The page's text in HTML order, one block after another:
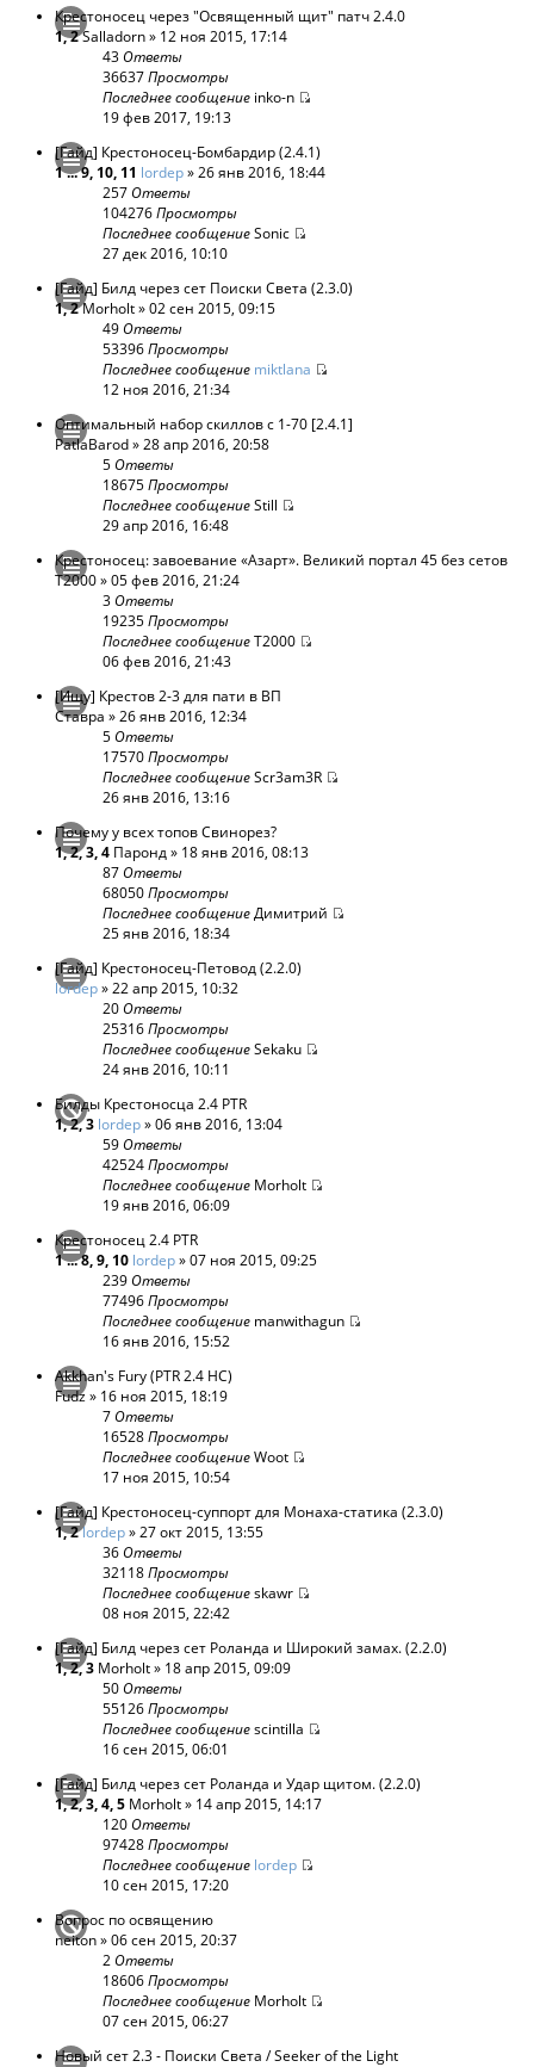
Крестоносец через "Освященный щит" патч 2.4.0
1,2Salladorn» 12 ноя 2015, 17:14
43Ответы
36637Просмотры
Последнее сообщение inko-n
19 фев 2017, 19:13
[Гайд] Крестоносец-Бомбардир (2.4.1)
1...9, 10, 11 lordep» 26 янв 2016, 18:44
257Ответы
104276Просмотры
Последнее сообщениеSonic
27 дек 2016, 10:10
[Гайд] Билд через сет Поиски Света (2.3.0)
1,2Morholt» 02 сен 2015, 09:15
49Ответы
53396Просмотры
Последнее сообщение miktlana
12 ноя 2016, 21:34
Оптимальный набор скиллов с 1-70 [2.4.1]
PatlaBarod» 28 апр 2016, 20:58
5Ответы
18675Просмотры
Последнее сообщениеStill
29 апр 2016, 16:48
Крестоносец: завоевание «Азарт». Великий портал 45 без сетов
T2000» 05 фев 2016, 21:24
3Ответы
19235Просмотры
Последнее сообщениеT2000
06 фев 2016, 21:43
[Ищу] Крестов 2-3 для пати в ВП
Ставра » 26 янв 2016, 12:34
5Ответы
17570Просмотры
Последнее сообщениеScr3am3R
26 янв 2016, 13:16
Почему у всех топов Свинорез?
1,2,3,4 Паронд» 18 янв 2016, 08:13
87Ответы
68050Просмотры
Последнее сообщениеДимитрий
25 янв 2016, 18:34
[Гайд] Крестоносец-Петовод (2.2.0)
lordep» 22 апр 2015, 10:32
20Ответы
25316Просмотры
Последнее сообщениеSekaku
24 янв 2016, 10:11
Билды Крестоносца 2.4 PTR
1,2,3 lordep» 06 янв 2016, 13:04
59Ответы
42524Просмотры
Последнее сообщение Morholt
19 янв 2016, 06:09
Крестоносец 2.4 PTR
1...8,9, 10 lordep» 07 ноя 2015, 09:25
239Ответы
77496Просмотры
Последнее сообщение manwithagun
16 янв 2016, 15:52
Akkhan's Fury (PTR 2.4 HC)
Fudz» 16 ноя 2015, 18:19
7Ответы
16528Просмотры
Последнее сообщениеWoot
17 ноя 2015, 10:54
[Гайд] Крестоносец-суппорт для Монаха-статика (2.3.0)
1,2lordep» 27 окт 2015, 13:55
36Ответы
32118Просмотры
Последнее сообщениеskawr
08 ноя 2015, 22:42
[Гайд] Билд через сет Роланда и Широкий замах. (2.2.0)
1,2,3 Morholt» 18 апр 2015, 09:09
50Ответы
55126Просмотры
Последнее сообщениеscintilla
16 сен 2015, 06:01
[Гайд] Билд через сет Роланда и Удар щитом. (2.2.0)
1,2,3,4,5 Morholt» 14 апр 2015, 14:17
120Ответы
97428Просмотры
Последнее сообщение lordep
10 сен 2015, 17:20
Вопрос по освящению
neiton» 06 сен 2015, 20:37
2Ответы
18606Просмотры
Последнее сообщение Morholt
07 сен 2015, 06:27
Новый сет 2.3 - Поиски Света / Seeker of the Light